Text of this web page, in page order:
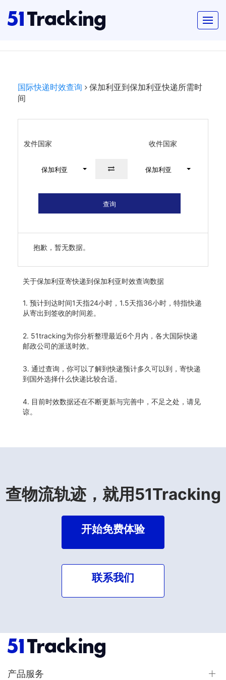
国际快递时效查询
保加利亚到保加利亚快递所需时
间
发件国家 收件国家
保加利亚 保加利亚
查询
抱歉，暂无数据。
关于保加利亚寄快递到保加利亚时效查询数据
1. 预计到达时间1天指24小时，1.5天指36小时，特指快递
从寄出到签收的时间差。
2. 51tracking为你分析整理最近6个月内，各大国际快递
邮政公司的派送时效。
3. 通过查询，你可以了解到快递预计多久可以到，寄快递
到国外选择什么快递比较合适。
4. 目前时效数据还在不断更新与完善中，不足之处，请见
谅。
查物流轨迹，就用51Tracking
开始免费体验
联系我们
产品服务